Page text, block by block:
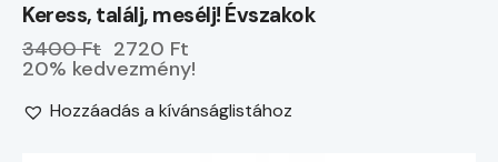
Keress, találj, mesélj! Évszakok
3400 Ft 2720 Ft
20% kedvezmény!
Hozzáadás a kívánságlistához